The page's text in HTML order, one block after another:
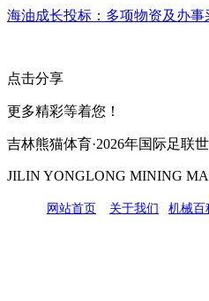
海油成长投标：多项物资及办事
点击分享
更多精彩等着您！
吉林熊猫体育·2026年国际足联
JILIN YONGLONG MINING
网站首页 关于我们 机械百